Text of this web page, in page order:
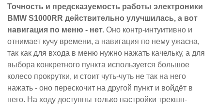
Точность и предсказуемость работы электроники
BMW S1000RR действительно улучшилась, а вот
навигация по меню - нет. Оно контр-интуитивно и
отнимает кучу времени, а навигация по нему ужасна,
так как для входа в меню нужно нажать качельку, а для
выбора конкретного пункта используется большое
колесо прокрутки, и стоит чуть-чуть не так на него
нажать - оно перескочит на другой пункт и войдёт в
него. На ходу доступны только настройки трекшн-